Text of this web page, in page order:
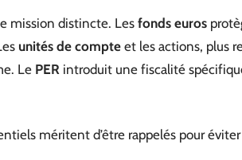
mission distincte. Les fonds euros
unités de compte et les actions, plus
Le PER introduit une fiscalité
méritent d’être rappelés pour